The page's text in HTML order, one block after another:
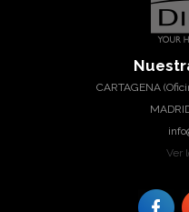
CARTAGENA
Ver